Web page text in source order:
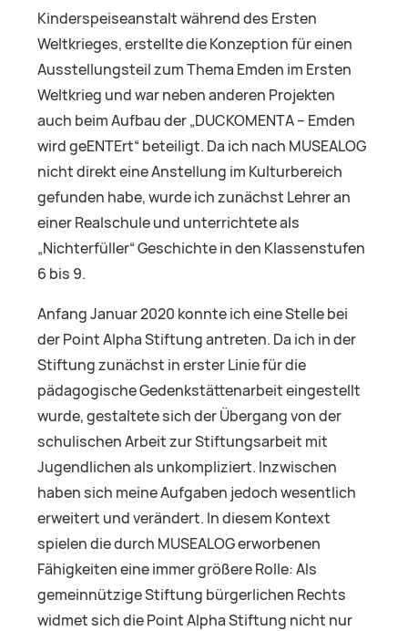
Kinderspeiseanstalt während des Ersten
Weltkrieges, erstellte die Konzeption für einen
Ausstellungsteil zum Thema Emden im Ersten
Weltkrieg und war neben anderen Projekten
auch beim Aufbau der „DUCKOMENTA – Emden
wird geENTErt“ beteiligt. Da ich nach MUSEALOG
nicht direkt eine Anstellung im Kulturbereich
gefunden habe, wurde ich zunächst Lehrer an
einer Realschule und unterrichtete als
„Nichterfüller“ Geschichte in den Klassenstufen
6 bis 9.
Anfang Januar 2020 konnte ich eine Stelle bei
der Point Alpha Stiftung antreten. Da ich in der
Stiftung zunächst in erster Linie für die
pädagogische Gedenkstättenarbeit eingestellt
wurde, gestaltete sich der Übergang von der
schulischen Arbeit zur Stiftungsarbeit mit
Jugendlichen als unkompliziert. Inzwischen
haben sich meine Aufgaben jedoch wesentlich
erweitert und verändert. In diesem Kontext
spielen die durch MUSEALOG erworbenen
Fähigkeiten eine immer größere Rolle: Als
gemeinnützige Stiftung bürgerlichen Rechts
widmet sich die Point Alpha Stiftung nicht nur